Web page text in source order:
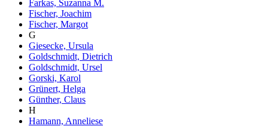
Farkas, Suzanna M.
Fischer, Joachim
Fischer, Margot
G
Giesecke, Ursula
Goldschmidt, Dietrich
Goldschmidt, Ursel
Gorski, Karol
Grünert, Helga
Günther, Claus
H
Hamann, Anneliese